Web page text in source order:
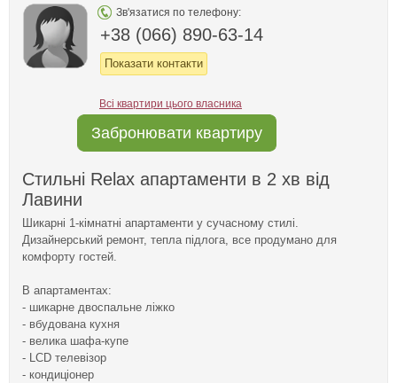
Зв'язатися по телефону:
+38 (066) 890-63-14
Показати контакти
Всі квартири цього власника
Забронювати квартиру
Стильні Relax апартаменти в 2 хв від
Лавини
Шикарні 1-кімнатні апартаменти у сучасному стилі.
Дизайнерський ремонт, тепла підлога, все продумано для
комфорту гостей.
В апартаментах:
- шикарне двоспальне ліжко
- вбудована кухня
- велика шафа-купе
- LCD телевізор
- кондиціонер